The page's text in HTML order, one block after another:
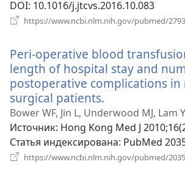
DOI‎: 10.1016/j.jtcvs.2016.10.083
https://www.ncbi.nlm.nih.gov/pubmed/
Peri-operative blood
length of hospital stay and
postoperative complications in
surgical patients.
в
новом
окне)
Bower WF, Jin L, Underwood MJ, Lam
Источник‎: Hong Kong Med J
Статья индексирована‎: PubMed
https://www.ncbi.nlm.nih.gov/pubmed/